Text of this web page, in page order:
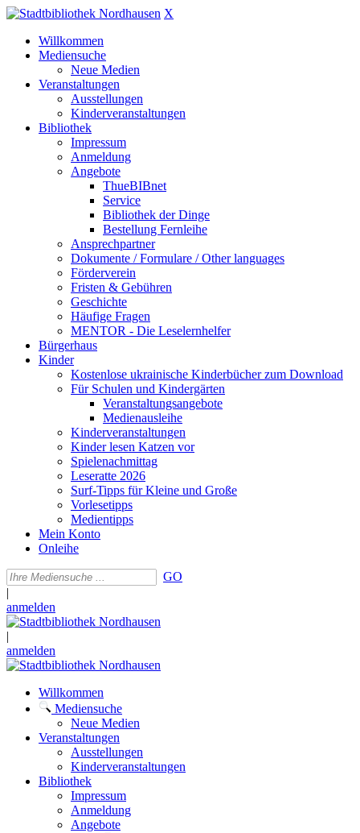
X
Willkommen
Mediensuche
Neue Medien
Veranstaltungen
Ausstellungen
Kinderveranstaltungen
Bibliothek
Impressum
Anmeldung
Angebote
ThueBIBnet
Service
Bibliothek der Dinge
Bestellung Fernleihe
Ansprechpartner
Dokumente / Formulare / Other languages
Förderverein
Fristen & Gebühren
Geschichte
Häufige Fragen
MENTOR - Die Leselernhelfer
Bürgerhaus
Kinder
Kostenlose ukrainische Kinderbücher zum Download
Für Schulen und Kindergärten
Veranstaltungsangebote
Medienausleihe
Kinderveranstaltungen
Kinder lesen Katzen vor
Spielenachmittag
Leseratte 2026
Surf-Tipps für Kleine und Große
Vorlesetipps
Medientipps
Mein Konto
Onleihe
GO
|
anmelden
|
anmelden
Willkommen
Mediensuche
Neue Medien
Veranstaltungen
Ausstellungen
Kinderveranstaltungen
Bibliothek
Impressum
Anmeldung
Angebote